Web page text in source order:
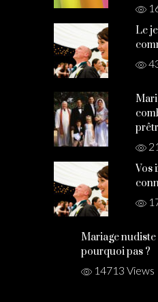
Le
Vos
Mariage
pourquoi pas ?
14713 Views